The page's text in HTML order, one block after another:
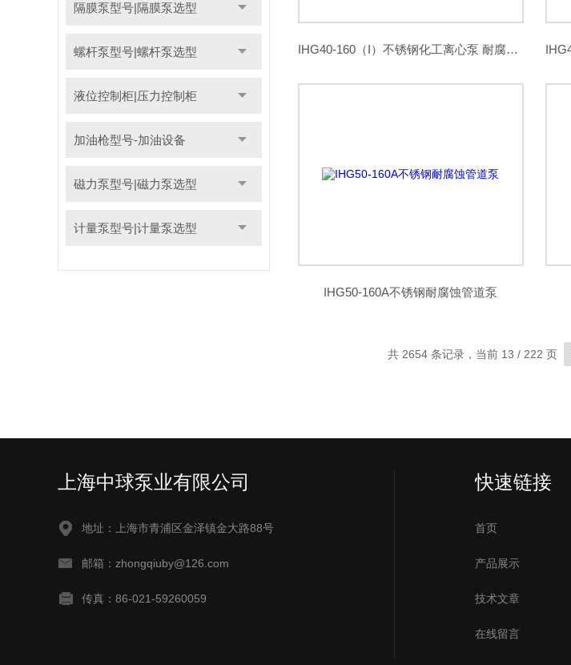
隔膜泵型号|隔膜泵选型
螺杆泵型号|螺杆泵选型
液位控制柜|压力控制柜
加油枪型号-加油设备
磁力泵型号|磁力泵选型
计量泵型号|计量泵选型
IHG40-160（I）不锈钢化工离心泵 耐腐蚀管道泵
IHG50-160A不锈钢耐腐蚀管道泵
共 2654 条记录，当前 13 / 222 页
上海中球泵业有限公司
地址：上海市青浦区金泽镇金大路88号
邮箱：zhongqiuby@126.com
传真：86-021-59260059
快速链接
首页
产品展示
技术文章
在线留言